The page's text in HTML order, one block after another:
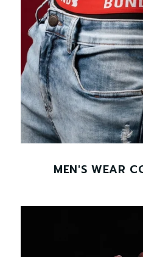
MEN'S WEAR